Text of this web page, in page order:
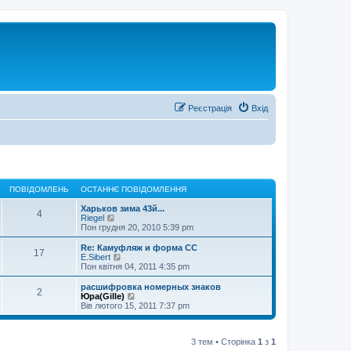
Вхід
Реєстрація
ПОВІДОМЛЕНЬ ОСТАННЄ ПОВІДОМЛЕННЯ
4
Харьков зима 43й...
Riegel
е
р
е
г
л
у
т
и
о
Пон грудня 20, 2010 5:39 pm
17
Re: Камуфляж и форма СС
E.Sibert
е
р
е
г
л
н
Пон квітня 04, 2011 4:35 pm
2
расшифровка номерных знаков
Юра(Gille)
е
р
Вів лютого 15, 2011 7:37 pm
3 тем • Сторінка 1 з 1